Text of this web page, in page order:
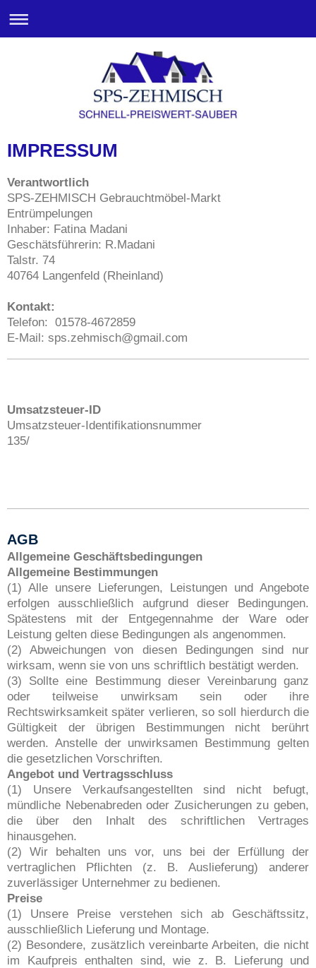
IMPRESSUM
Verantwortlich
SPS-ZEHMISCH Gebrauchtmöbel-Markt
Entrümpelungen
Inhaber: Fatina Madani
Geschätsführerin: R.Madani
Talstr. 74
40764 Langenfeld (Rheinland)
Kontakt:
Telefon: 01578-4672859
E-Mail: sps.zehmisch@gmail.com
Umsatzsteuer-ID
Umsatzsteuer-Identifikationsnummer
135/
AGB
Allgemeine Geschäftsbedingungen
Allgemeine Bestimmungen
(1) Alle unsere Lieferungen, Leistungen und Angebote
erfolgen ausschließlich aufgrund dieser Bedingungen.
Spätestens mit der Entgegennahme der Ware oder
Leistung gelten diese Bedingungen als angenommen.
(2) Abweichungen von diesen Bedingungen sind nur
wirksam, wenn sie von uns schriftlich bestätigt werden.
(3) Sollte eine Bestimmung dieser Vereinbarung ganz
oder teilweise unwirksam sein oder ihre
Rechtswirksamkeit später verlieren, so soll hierdurch die
Gültigkeit der übrigen Bestimmungen nicht berührt
werden. Anstelle der unwirksamen Bestimmung gelten
die gesetzlichen Vorschriften.
Angebot und Vertragsschluss
(1) Unsere Verkaufsangestellten sind nicht befugt,
mündliche Nebenabreden oder Zusicherungen zu geben,
die über den Inhalt des schriftlichen Vertrages
hinausgehen.
(2) Wir behalten uns vor, uns bei der Erfüllung der
vertraglichen Pflichten (z. B. Auslieferung) anderer
zuverlässiger Unternehmer zu bedienen.
Preise
(1) Unsere Preise verstehen sich ab Geschäftssitz,
ausschließlich Lieferung und Montage.
(2) Besondere, zusätzlich vereinbarte Arbeiten, die nicht
im Kaufpreis enthalten sind, wie z. B. Lieferung und